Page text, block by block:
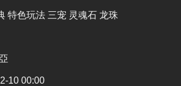
特色玩法 三宠 灵魂石 龙珠
10 00:00